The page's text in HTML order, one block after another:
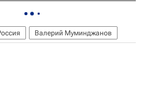
Валерий Муминджанов